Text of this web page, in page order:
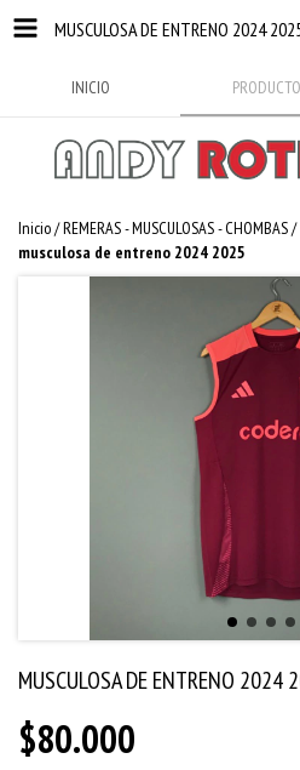
MUSCULOSA DE ENTRENO 2024
INICIO
Inicio/REMERAS - MUSCULOSAS - CHOMBAS/
musculosa de entreno 2024 2025
MUSCULOSA DE ENTRENO 2024
$80.000